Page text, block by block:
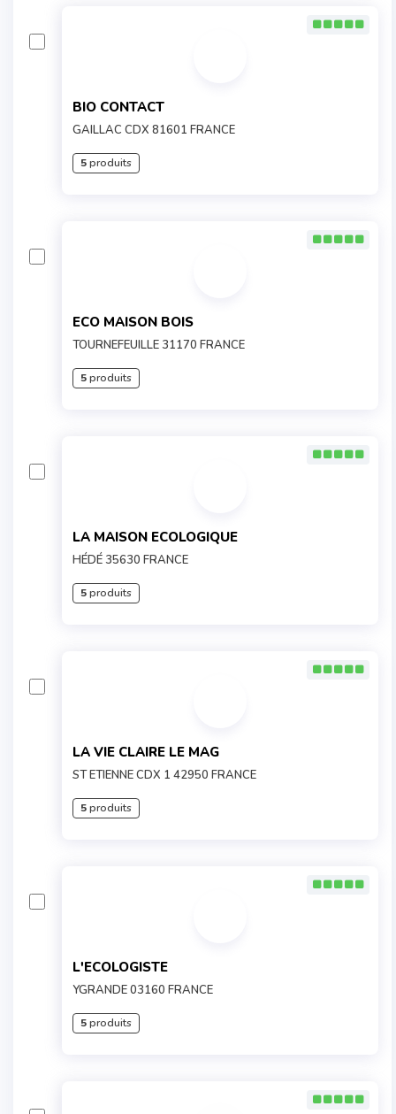
BIO CONTACT
GAILLAC CDX 81601 FRANCE
5produits
ECO MAISON BOIS
TOURNEFEUILLE 31170 FRANCE
5produits
LA MAISON ECOLOGIQUE
HÉDÉ 35630 FRANCE
5produits
LA VIE CLAIRE LE MAG
ST ETIENNE CDX 1 42950 FRANCE
5produits
L'ECOLOGISTE
YGRANDE 03160 FRANCE
5produits